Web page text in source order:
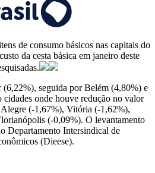
de consumo básicos nas capitais do
da cesta básica em janeiro deste
seguida por Belém (4,80%) e
onde houve redução no valor
(-1,67%), Vitória (-1,62%),
(-0,09%). O levantamento
Departamento Intersindical de
(Dieese).